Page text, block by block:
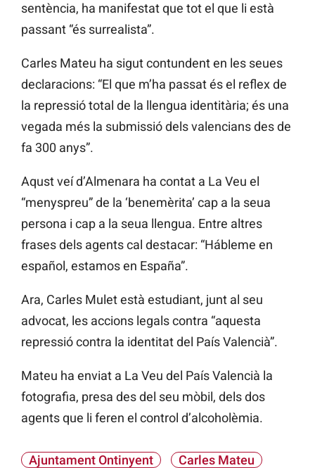
sentència, ha manifestat que tot el que li està
passant “és surrealista”.
Carles Mateu ha sigut contundent en les seues
declaracions: “El que m’ha passat és el reflex de
la repressió total de la llengua identitària; és una
vegada més la submissió dels valencians des de
fa 300 anys”.
Aqust veí d’Almenara ha contat a La Veu el
“menyspreu” de la ‘benemèrita’ cap a la seua
persona i cap a la seua llengua. Entre altres
frases dels agents cal destacar: “Hábleme en
español, estamos en España”.
Ara, Carles Mulet està estudiant, junt al seu
advocat, les accions legals contra “aquesta
repressió contra la identitat del País Valencià”.
Mateu ha enviat a La Veu del País Valencià la
fotografia, presa des del seu mòbil, dels dos
agents que li feren el control d’alcoholèmia.
Ajuntament Ontinyent
Carles Mateu